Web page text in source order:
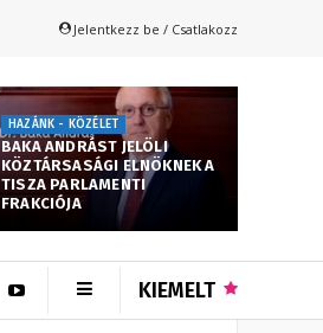
Jelentkezz be / Csatlakozz
HAZÁNK - KÖZÉLET
BAKA ANDRÁST JELÖLI
KÖZTÁRSASÁGI ELNÖKNEK A
TISZA PARLAMENTI
FRAKCIÓJA
KIEMELT